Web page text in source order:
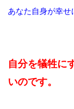
あなた自身が幸せ
自分を犠牲に
いのです。